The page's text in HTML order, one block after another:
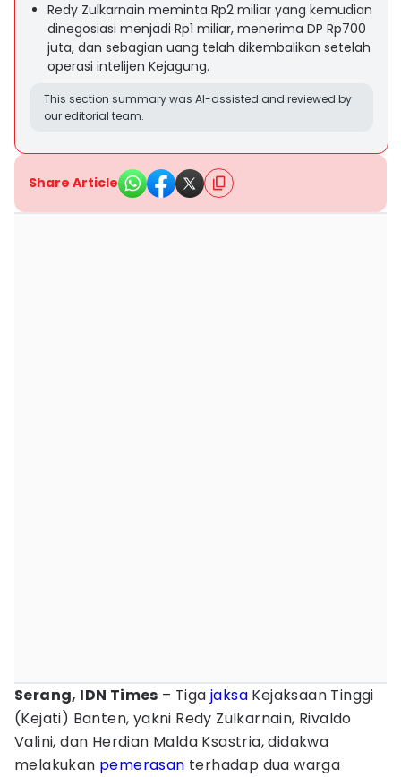
Redy Zulkarnain meminta Rp2 miliar yang kemudian
dinegosiasi menjadi Rp1 miliar, menerima DP Rp700
juta, dan sebagian uang telah dikembalikan setelah
operasi intelijen Kejagung.
This section summary was AI-assisted and reviewed by
our editorial team.
Share Article
Serang, IDN Times – Tigajaksa Kejaksaan Tinggi
(Kejati) Banten, yakni Redy Zulkarnain, Rivaldo
Valini, dan Herdian Malda Ksastria, didakwa
melakukan pemerasan terhadap dua warga